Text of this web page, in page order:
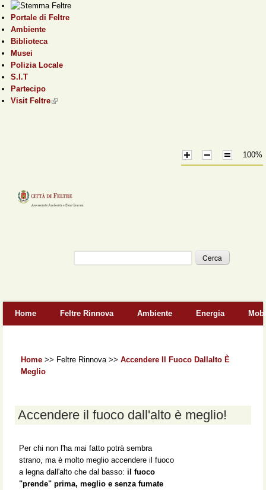
Portale di Feltre
Ambiente
Biblioteca
Musei
Polizia Locale
S.I.T
Partecipo
Visit Feltre(link is external)
100%
Home Feltre Rinnova Ambiente Energia
Home >> Feltre Rinnova >> Accendere Il Fuoco Dallalto È
Meglio
Accendere il fuoco dall'alto è meglio!
Per chi non l'ha mai fatto potrà sembra
strano, ma è molto meglio accendere il fuoco
a legna dall'alto che dal basso: il fuoco
"prende" prima, meglio e senza fumate